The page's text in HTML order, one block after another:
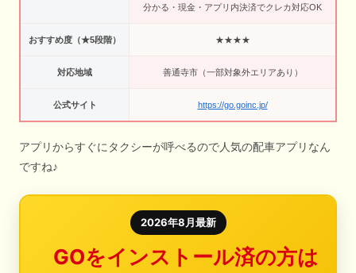
分かる・現金・アプリ内決済でクレカ対応OK
おすすめ度（★5段階） ★★★★
対応地域 善通寺市（一部対象外エリアあり）
公式サイト https://go.goinc.jp/
アプリからすぐにタクシーが呼べるので人気の配車アプリなん
ですね♪
2026年8月最新
GOをインストール済の方は